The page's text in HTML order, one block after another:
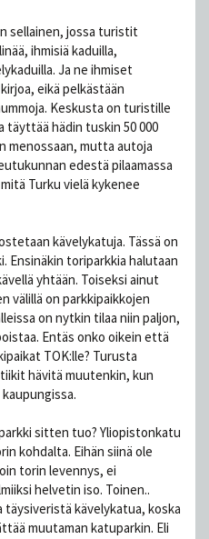
sellainen, jossa turistit
ihmisiä kaduilla,
Ja ne ihmiset
eikä pelkästään
Keskusta on turistille
täyttää hädin tuskin 50 000
menossaan, mutta autoja
edestä pilaamassa
Turku vielä kykenee
kävelykatuja. Tässä on
Ensinäkin toriparkkia halutaan
yhtään. Toiseksi ainut
välillä on parkkipaikkojen
on nytkin tilaa niin paljon,
Entäs onko oikein että
TOK:lle? Turusta
hävitä muutenkin, kun
sitten tuo? Yliopistonkatu
kohdalta. Eihän siinä ole
torin levennys, ei
helvetin iso. Toinen..
kävelykatua, koska
muutaman katuparkin. Eli